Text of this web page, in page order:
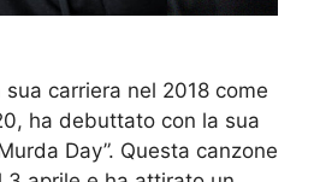
carriera nel 2018 come
ha debuttato con la sua
Day”. Questa canzone